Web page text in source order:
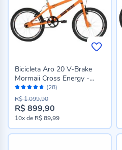
Avaliação:
92%
(28)
Bicicleta Aro 20 V-Brake
Mormaii Cross Energy -
Laranja
Preço
especial
R$ 899,90
R$ 1.099,90
10xde R$ 89,99